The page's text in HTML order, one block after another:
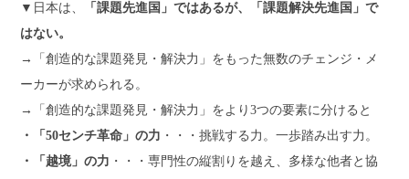
▼日本は、
「課題先進国」ではあるが、「課題解決先進国」で
はない。
→「創造的な課題発見・解決力」をもった無数のチェンジ・メ
ーカーが求められる。
→「創造的な課題発見・解決力」をより3つの要素に分けると
・「50センチ革命」の力 ・・・挑戦する力。一歩踏み出す力。
・「越境」の力 ・・・専門性の縦割りを越え、多様な他者と協